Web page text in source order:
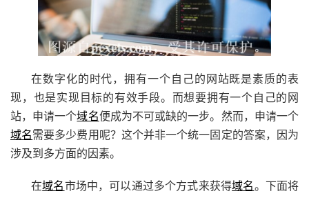
在数字化的时代，拥有一个自己的网站既是素质的表
现，也是实现目标的有效手段。而想要拥有一个自己的网
站，申请一个域名便成为不可或缺的一步。然而，申请一个
域名需要多少费用呢？这个并非一个统一固定的答案，因为
涉及到多方面的因素。
在域名市场中，可以通过多个方式来获得域名。下面将